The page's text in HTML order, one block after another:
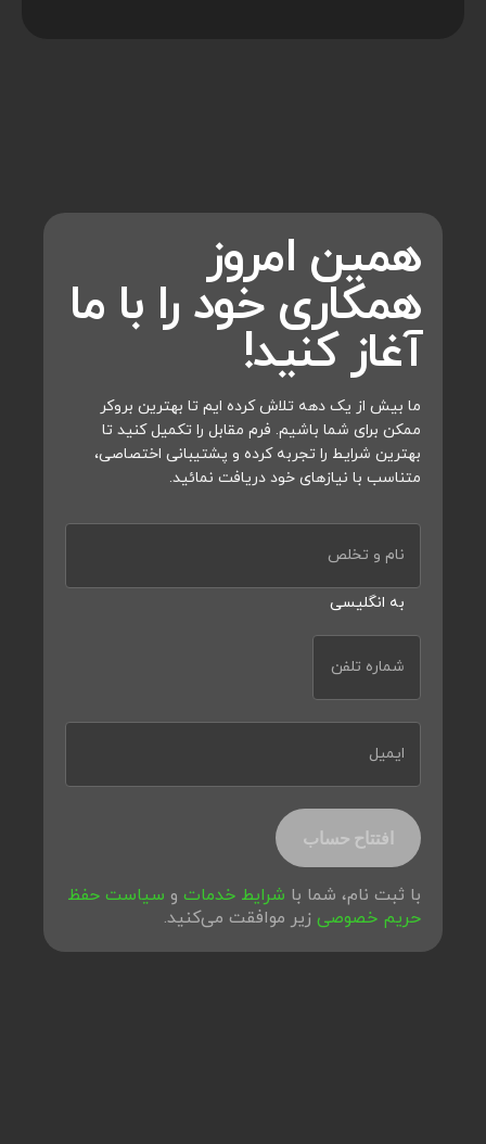
همین امروز
همکاری خود را با ما
آغاز کنید!
ما بیش از یک دهه تلاش کرده ایم تا بهترین بروکر
ممکن برای شما باشیم. فرم مقابل را تکمیل کنید تا
بهترین شرایط را تجربه کرده و پشتیبانی اختصاصی،
متناسب با نیازهای خود دریافت نمائید.
نام و تخلص
به انگلیسی
شماره تلفن
ایمیل
افتتاح حساب
با ثبت نام، شما با شرایط خدمات و سیاست حفظ
حریم خصوصی زیر موافقت می‌کنید.